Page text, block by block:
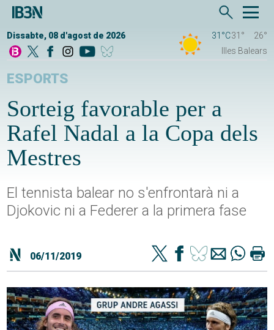
Dissabte, 08 d'agost de 2026 31°C31°
26°
Illes Balears
ESPORTS
Sorteig favorable per a
Rafel Nadal a la Copa dels
Mestres
El tennista balear no s'enfrontarà ni a
Djokovic ni a Federer a la primera fase
06/11/2019